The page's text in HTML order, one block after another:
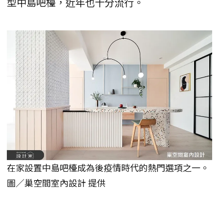
在家設置中島吧檯成為後疫情時代的熱門選項之一。
圖／巢空間室內設計 提供